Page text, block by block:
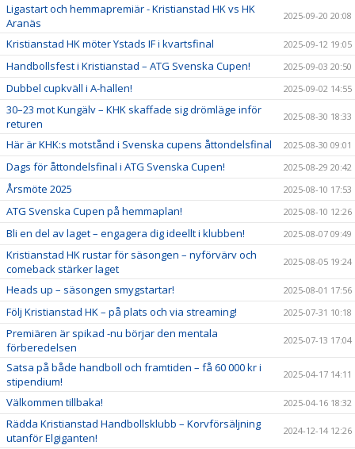
Ligastart och hemmapremiär - Kristianstad HK vs HK
Aranäs
2025-09-20 20:08
Kristianstad HK möter Ystads IF i kvartsfinal 2025-09-12 19:05
Handbollsfest i Kristianstad – ATG Svenska Cupen! 2025-09-03 20:50
Dubbel cupkväll i A-hallen! 2025-09-02 14:55
30–23 mot Kungälv – KHK skaffade sig drömläge inför
returen
2025-08-30 18:33
Här är KHK:s motstånd i Svenska cupens åttondelsfinal 2025-08-30 09:01
Dags för åttondelsfinal i ATG Svenska Cupen! 2025-08-29 20:42
Årsmöte 2025 2025-08-10 17:53
ATG Svenska Cupen på hemmaplan! 2025-08-10 12:26
Bli en del av laget – engagera dig ideellt i klubben! 2025-08-07 09:49
Kristianstad HK rustar för säsongen – nyförvärv och
comeback stärker laget
2025-08-05 19:24
Heads up – säsongen smygstartar! 2025-08-01 17:56
Följ Kristianstad HK – på plats och via streaming! 2025-07-31 10:18
Premiären är spikad -nu börjar den mentala
förberedelsen
2025-07-13 17:04
Satsa på både handboll och framtiden – få 60 000 kr i
stipendium!
2025-04-17 14:11
Välkommen tillbaka! 2025-04-16 18:32
Rädda Kristianstad Handbollsklubb – Korvförsäljning
utanför Elgiganten!
2024-12-14 12:26